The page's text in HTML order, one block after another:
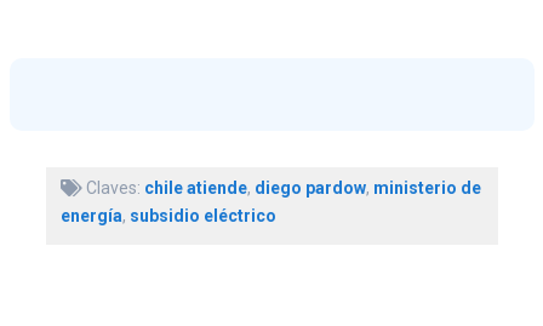
Claves: chile atiende, diego pardow, ministerio de
energía, subsidio eléctrico